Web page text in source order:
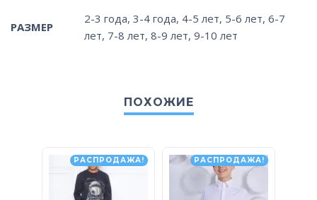
РАЗМЕР
2-3 года, 3-4 года, 4-5 лет, 5-6 лет, 6-7
лет, 7-8 лет, 8-9 лет, 9-10 лет
ПОХОЖИЕ
РАСПРОДАЖА! РАСПРОДАЖА!